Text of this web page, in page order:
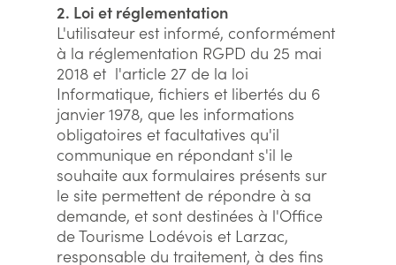
2. Loi et réglementation
L'utilisateur est informé, conformément
à la réglementation RGPD du 25 mai
2018 et l'article 27 de la loi
Informatique, fichiers et libertés du 6
janvier 1978, que les informations
obligatoires et facultatives qu'il
communique en répondant s'il le
souhaite aux formulaires présents sur
le site permettent de répondre à sa
demande, et sont destinées à l'Office
de Tourisme Lodévois et Larzac,
responsable du traitement, à des fins